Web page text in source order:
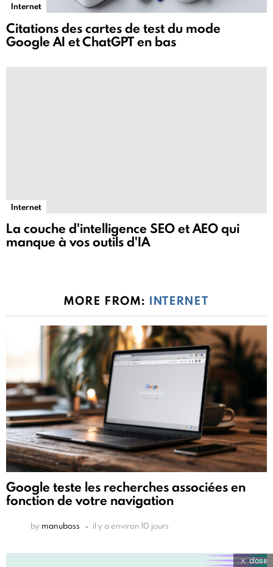
Internet
Citations des cartes de test du mode
Google AI et ChatGPT en bas
Internet
La couche d'intelligence SEO et AEO qui
manque à vos outils d'IA
MORE FROM: INTERNET
Google teste les recherches associées en
fonction de votre navigation
by manuboss il y a environ 10 jours
close